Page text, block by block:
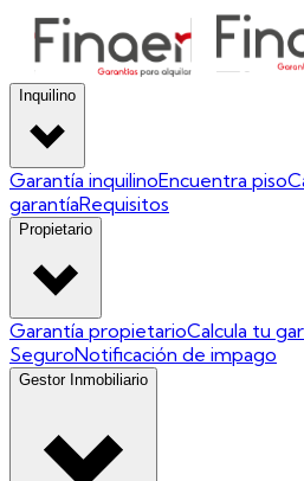
Inquilino
Garantía inquilinoEncuentra piso
garantíaRequisitos
Propietario
Garantía propietarioCalcula tu
SeguroNotificación de impago
Gestor Inmobiliario